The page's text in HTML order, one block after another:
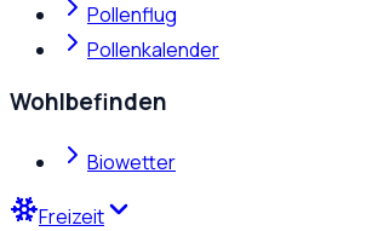
Pollenflug
Pollenkalender
Wohlbefinden
Biowetter
Freizeit